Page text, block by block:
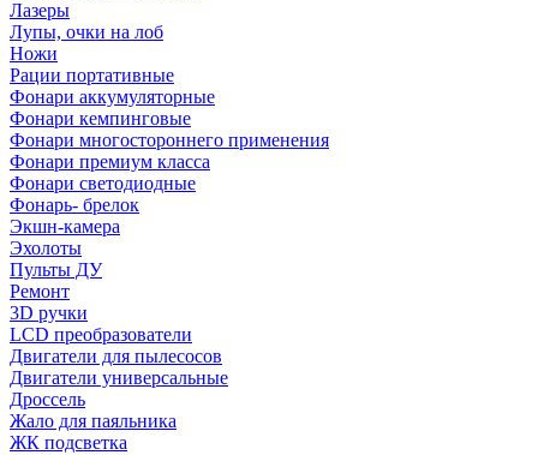
Лазеры
Лупы, очки на лоб
Ножи
Рации портативные
Фонари аккумуляторные
Фонари кемпинговые
Фонари многостороннего применения
Фонари премиум класса
Фонари светодиодные
Фонарь- брелок
Экшн-камера
Эхолоты
Пульты ДУ
Ремонт
3D ручки
LCD преобразователи
Двигатели для пылесосов
Двигатели универсальные
Дроссель
Жало для паяльника
ЖК подсветка